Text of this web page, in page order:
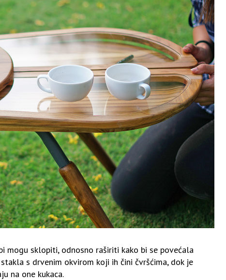
sklopiti, odnosno raširiti kako bi se povećala
s drvenim okvirom koji ih čini čvršćima, dok je
na one kukaca.